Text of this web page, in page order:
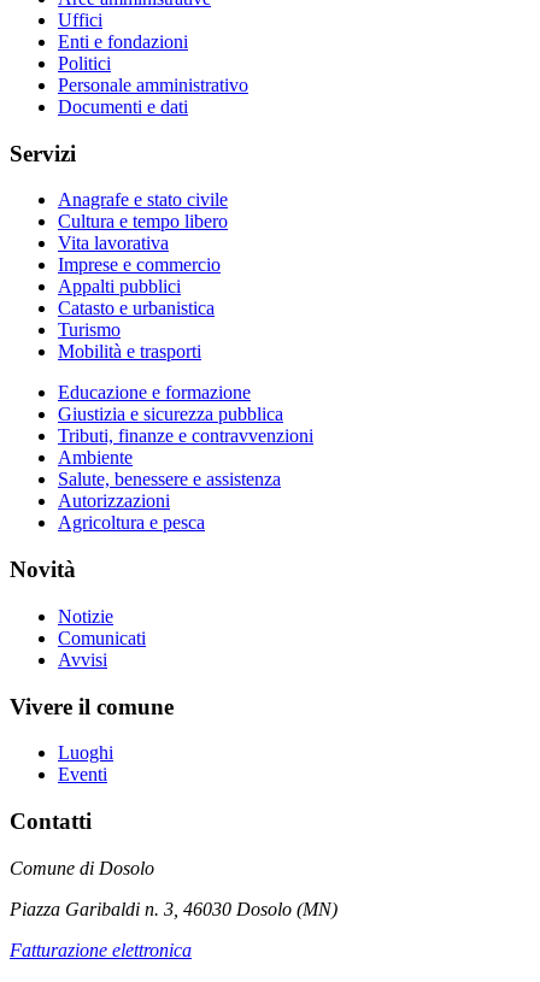
Uffici
Enti e fondazioni
Politici
Personale amministrativo
Documenti e dati
Servizi
Anagrafe e stato civile
Cultura e tempo libero
Vita lavorativa
Imprese e commercio
Appalti pubblici
Catasto e urbanistica
Turismo
Mobilità e trasporti
Educazione e formazione
Giustizia e sicurezza pubblica
Tributi, finanze e contravvenzioni
Ambiente
Salute, benessere e assistenza
Autorizzazioni
Agricoltura e pesca
Novità
Notizie
Comunicati
Avvisi
Vivere il comune
Luoghi
Eventi
Contatti
Comune di Dosolo
Piazza Garibaldi n. 3, 46030 Dosolo (MN)
Fatturazione elettronica